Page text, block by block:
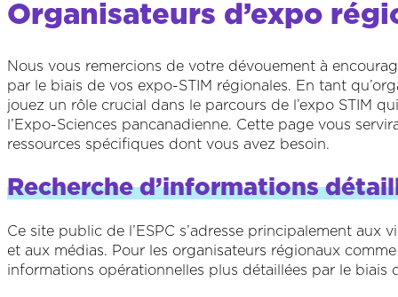
Organisateurs d’expo
Nous vous remercions de votre dévouement à
par le biais de vos expo-STIM régionales. En tant
jouez un rôle crucial dans le parcours de l’expo STIM
l’Expo-Sciences pancanadienne. Cette page vous
ressources spécifiques dont vous avez besoin.
Recherche d’informations
Ce site public de l’ESPC s’adresse principalement aux
et aux médias. Pour les organisateurs régionaux
informations opérationnelles plus détaillées par le biais